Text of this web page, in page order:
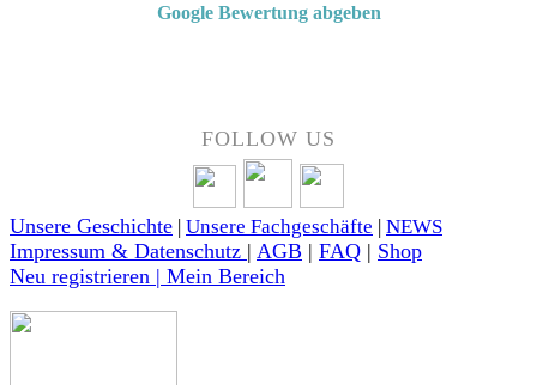
Google Bewertung abgeben
FOLLOW US
Unsere Geschichte | Unsere Fachgeschäfte | NEWS
Impressum & Datenschutz | AGB | FAQ | Shop
Neu registrieren | Mein Bereich